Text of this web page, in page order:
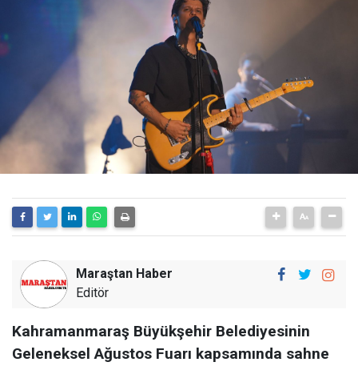
Maraştan Haber
Editör
Kahramanmaraş Büyükşehir Belediyesinin
Geleneksel Ağustos Fuarı kapsamında sahne